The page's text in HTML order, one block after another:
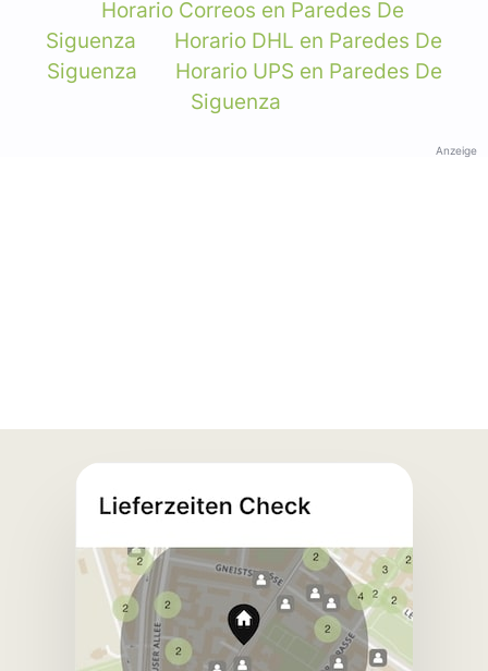
Horario Correos en Paredes De
Siguenza
Horario DHL en Paredes De
Siguenza
Horario UPS en Paredes De
Siguenza
Anzeige